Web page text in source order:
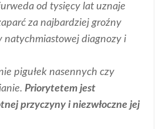
od tysięcy lat uznaje
za najbardziej groźny
natychmiastowej diagnozy i
pigułek nasennych czy
Priorytetem jest
przyczyny i niezwłoczne jej